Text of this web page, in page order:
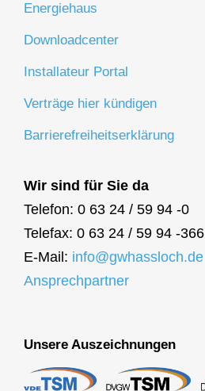
Energiehaus
Downloadcenter
Installateur Portal
Verträge hier kündigen
Barrierefreiheitserklärung
Wir sind für Sie da
Telefon: 0 63 24 / 59 94 -0
Telefax: 0 63 24 / 59 94 -366
E-Mail: info@gwhassloch.de
Ansprechpartner
Unsere Auszeichnungen